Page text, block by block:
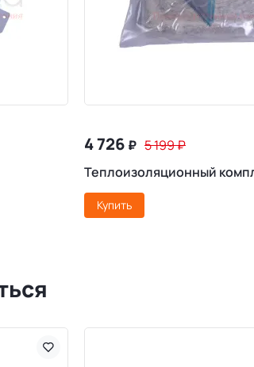
4 726 ₽ 5 199₽
Теплоизоляционный
Купить